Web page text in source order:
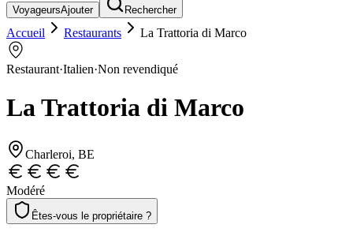
VoyageursAjouter Rechercher
Accueil Restaurants La Trattoria di Marco
Restaurant·Italien·Non revendiqué
La Trattoria di Marco
Charleroi, BE
Modéré
Êtes-vous le propriétaire ?